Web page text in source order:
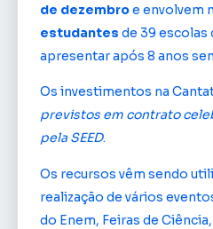
de dezembroe envolvem
estudantes de 39 escolas
apresentar após 8 anos
Os investimentos na
previstos em contrato
pela SEED.
Os recursos vêm sendo
realização de vários
do Enem, Feiras de